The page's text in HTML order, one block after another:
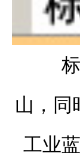
山，同
工业